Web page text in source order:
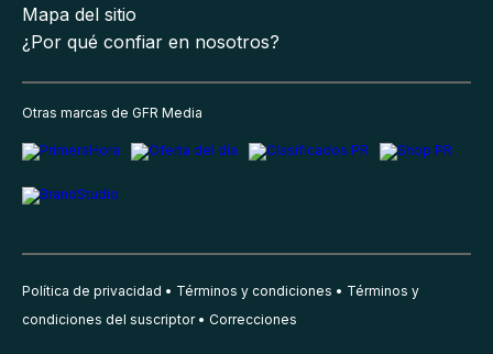
Mapa del sitio
¿Por qué confiar en nosotros?
Otras marcas de GFR Media
Política de privacidad Términos y condiciones
Términos y
condiciones del suscriptor
Correcciones